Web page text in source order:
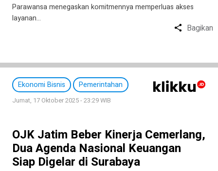
Parawansa menegaskan komitmennya memperluas akses
layanan…
Bagikan
Ekonomi Bisnis Pemerintahan
Jumat, 17 Oktober 2025 - 23:29 WIB
OJK Jatim Beber Kinerja Cemerlang,
Dua Agenda Nasional Keuangan
Siap Digelar di Surabaya